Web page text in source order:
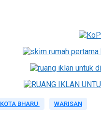
KOTA BHARU WARISAN